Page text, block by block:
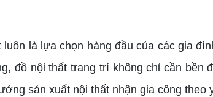
là lựa chọn hàng đầu của các gia
đồ nội thất trang trí không chỉ cần
sản xuất nội thất nhận gia công theo